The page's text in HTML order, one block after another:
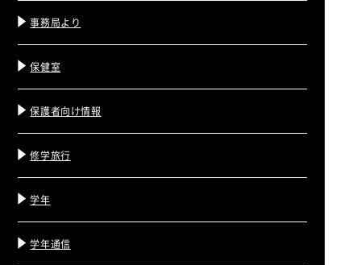
事務局より
保健室
保護者向け情報
修学旅行
学年
学年通信